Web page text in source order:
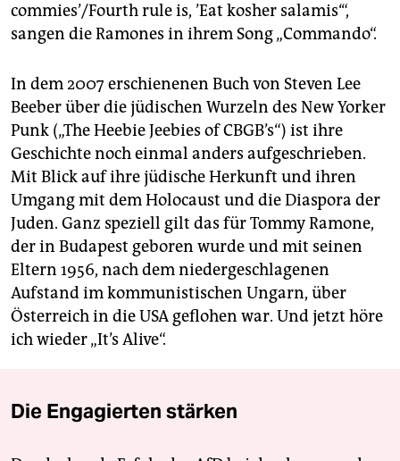
commies’/Fourth rule is, ’Eat kosher salamis‘“,
sangen die Ramones in ihrem Song „Commando“.
In dem 2007 erschienenen Buch von Steven Lee
Beeber über die jüdischen Wurzeln des New Yorker
Punk („The Heebie Jeebies of CBGB’s“) ist ihre
Geschichte noch einmal anders aufgeschrieben.
Mit Blick auf ihre jüdische Herkunft und ihren
Umgang mit dem Holocaust und die Diaspora der
Juden. Ganz speziell gilt das für Tommy Ramone,
der in Budapest geboren wurde und mit seinen
Eltern 1956, nach dem niedergeschlagenen
Aufstand im kommunistischen Ungarn, über
Österreich in die USA geflohen war. Und jetzt höre
ich wieder „It’s Alive“.
Die Engagierten stärken